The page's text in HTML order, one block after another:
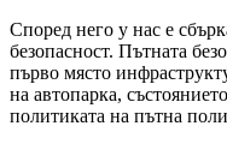
Според него у нас е
безопасност. Пътната
първо място
на автопарка,
политиката на пътна